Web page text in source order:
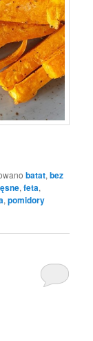
batat,bez
,feta,
,pomidory